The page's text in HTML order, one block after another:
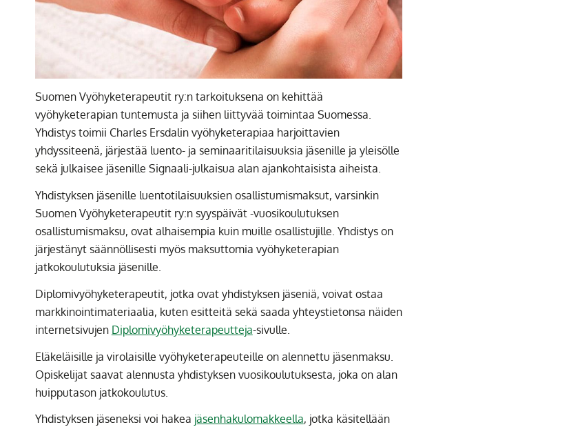
Suomen Vyöhyketerapeutit ry:n tarkoituksena on kehittää
vyöhyketerapian tuntemusta ja siihen liittyvää toimintaa Suomessa.
Yhdistys toimii Charles Ersdalin vyöhyketerapiaa harjoittavien
yhdyssiteenä, järjestää luento- ja seminaaritilaisuuksia jäsenille ja yleisölle
sekä julkaisee jäsenille Signaali-julkaisua alan ajankohtaisista aiheista.
Yhdistyksen jäsenille luentotilaisuuksien osallistumismaksut, varsinkin
Suomen Vyöhyketerapeutit ry:n syyspäivät -vuosikoulutuksen
osallistumismaksu, ovat alhaisempia kuin muille osallistujille. Yhdistys on
järjestänyt säännöllisesti myös maksuttomia vyöhyketerapian
jatkokoulutuksia jäsenille.
Diplomivyöhyketerapeutit, jotka ovat yhdistyksen jäseniä, voivat ostaa
markkinointimateriaalia, kuten esitteitä sekä saada yhteystietonsa näiden
internetsivujen Diplomivyöhyketerapeutteja-sivulle.
Eläkeläisille ja virolaisille vyöhyketerapeuteille on alennettu jäsenmaksu.
Opiskelijat saavat alennusta yhdistyksen vuosikoulutuksesta, joka on alan
huipputason jatkokoulutus.
Yhdistyksen jäseneksi voi hakea jäsenhakulomakkeella, jotka käsitellään